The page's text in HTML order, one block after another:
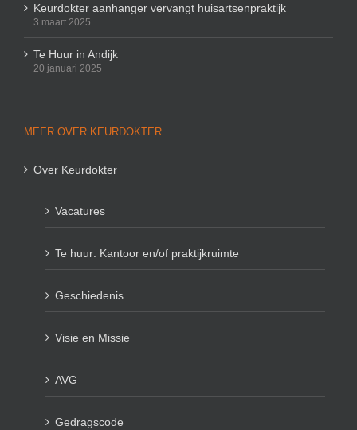
Keurdokter aanhanger vervangt huisartsenpraktijk
3 maart 2025
Te Huur in Andijk
20 januari 2025
MEER OVER KEURDOKTER
Over Keurdokter
Vacatures
Te huur: Kantoor en/of praktijkruimte
Geschiedenis
Visie en Missie
AVG
Gedragscode